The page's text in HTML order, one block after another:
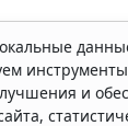
инструменты
и